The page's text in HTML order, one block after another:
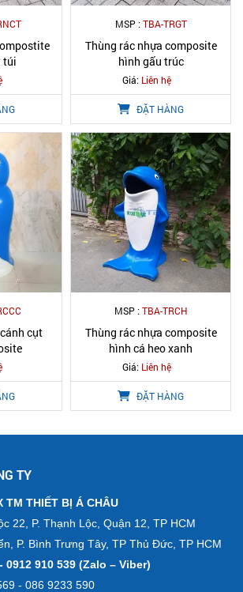
túi
MSP :TBA-TRGT
Thùng rác nhựa composite
hình gấu trúc
Giá: Liên hệ
ĐẶT HÀNG
cụt
MSP :TBA-TRCH
Thùng rác nhựa composite
hình cá heo xanh
Giá: Liên hệ
ĐẶT HÀNG
TY
TM THIẾT BỊ Á CHÂU
22, P. Thạnh Lộc, Quận 12, TP HCM
P. Bình Trưng Tây, TP Thủ Đức, TP HCM
0912 910 539 (Zalo – Viber)
- 086 9233 590